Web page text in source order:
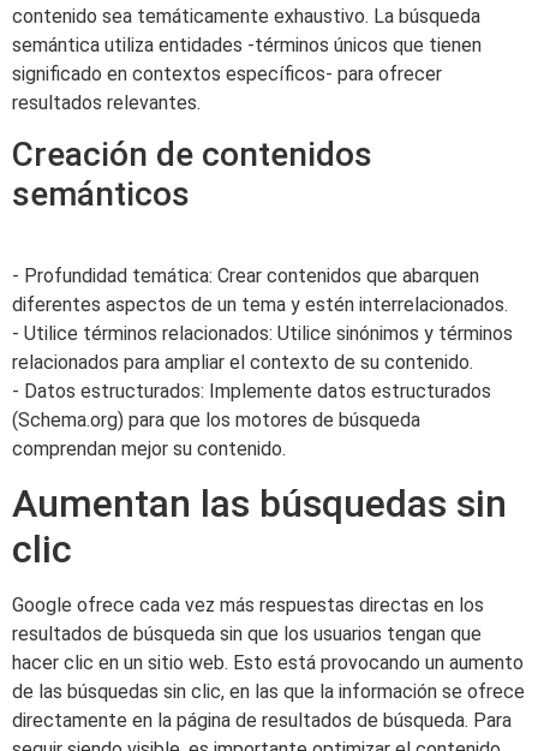
contenido sea temáticamente exhaustivo. La búsqueda
semántica utiliza entidades -términos únicos que tienen
significado en contextos específicos- para ofrecer
resultados relevantes.
Creación de contenidos
semánticos
- Profundidad temática: Crear contenidos que abarquen
diferentes aspectos de un tema y estén interrelacionados.
- Utilice términos relacionados: Utilice sinónimos y términos
relacionados para ampliar el contexto de su contenido.
- Datos estructurados: Implemente datos estructurados
(Schema.org) para que los motores de búsqueda
comprendan mejor su contenido.
Aumentan las búsquedas sin
clic
Google ofrece cada vez más respuestas directas en los
resultados de búsqueda sin que los usuarios tengan que
hacer clic en un sitio web. Esto está provocando un aumento
de las búsquedas sin clic, en las que la información se ofrece
directamente en la página de resultados de búsqueda. Para